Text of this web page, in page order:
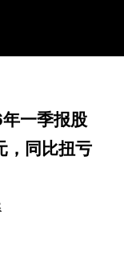
一季报股
，同比扭亏